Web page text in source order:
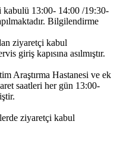
13:00- 14:00 /19:30-
Bilgilendirme
ziyaretçi kabul
giriş kapısına asılmıştır.
Araştırma Hastanesi ve ek
saatleri her gün 13:00-
ziyaretçi kabul